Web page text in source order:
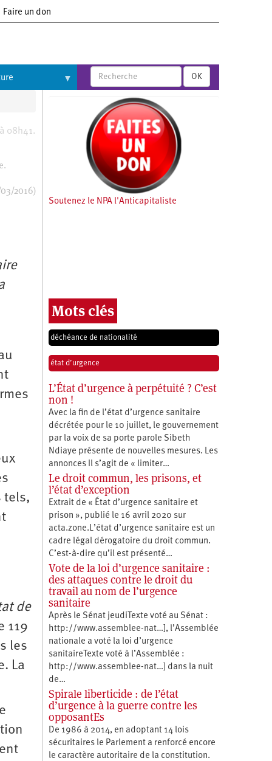
Faire un don
OK
08h41.
2016)
tels,
de
119
les
La
Soutenez le NPA l'Anticapitaliste
Mots clés
déchéance de nationalité
état d’urgence
L’État d’urgence à perpétuité ? C’est
non !
Avec la fin de l’état d’urgence sanitaire
décrétée pour le 10 juillet, le gouvernement
par la voix de sa porte parole Sibeth
Ndiaye présente de nouvelles mesures. Les
annonces Il s’agit de « limiter…
Le droit commun, les prisons, et
l’état d’exception
Extrait de « État d’urgence sanitaire et
prison », publié le 16 avril 2020 sur
acta.zone.L’état d’urgence sanitaire est un
cadre légal dérogatoire du droit commun.
C’est-à-dire qu’il est présenté…
Vote de la loi d’urgence sanitaire :
des attaques contre le droit du
travail au nom de l’urgence
sanitaire
Après le Sénat jeudiTexte voté au Sénat :
http://www.assemblee-nat…], l’Assemblée
nationale a voté la loi d’urgence
sanitaireTexte voté à l’Assemblée :
http://www.assemblee-nat…] dans la nuit
de…
Spirale liberticide : de l’état
d’urgence à la guerre contre les
opposantEs
De 1986 à 2014, en adoptant 14 lois
sécuritaires le Parlement a renforcé encore
le caractère autoritaire de la constitution.